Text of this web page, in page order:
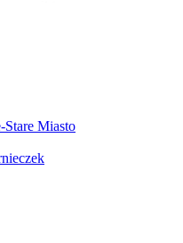
Stare Miasto